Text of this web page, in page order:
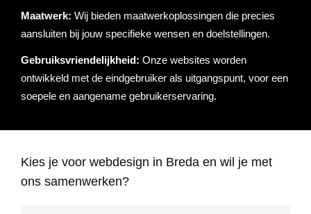
CRO
SEO strategie
SEO teksten
Google shopping
Social advertising
Linkbuilding uitbesteden
E-mail marketing
E-mail marketing
uitbesteden
Concurrentieanalyse
Google Ads audit
SalesFeed
Marketing dashboard
Werken bij
Contact
076 78 51 526
Kies je voor webdesign in Breda en wil je met
ons samenwerken?
Maatwerk: Wij bieden maatwerkoplossingen die precies
aansluiten bij jouw specifieke wensen en doelstellingen.
Gebruiksvriendelijkheid: Onze websites worden
ontwikkeld met de eindgebruiker als uitgangspunt, voor een
soepele en aangename gebruikerservaring.